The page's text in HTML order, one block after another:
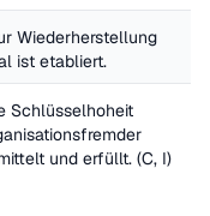
Wiederherstellung
ist etabliert.
Schlüsselhoheit
und erfüllt. (C, I)